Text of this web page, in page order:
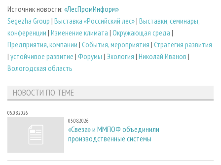
Источник новости: «ЛесПромИнформ»
Segezha Group | Выставка «Российский лес»| Выставки, семинары,
конференции | Изменение климата | Окружающая среда |
Предприятия, компании | События, мероприятия | Стратегия развития
| устойчивое развитие | Форумы | Экология | Николай Иванов |
Вологодская область
НОВОСТИ ПО ТЕМЕ
05.08.2026
05.08.2026
«Свеза» и ММПОФ объединили
производственные системы